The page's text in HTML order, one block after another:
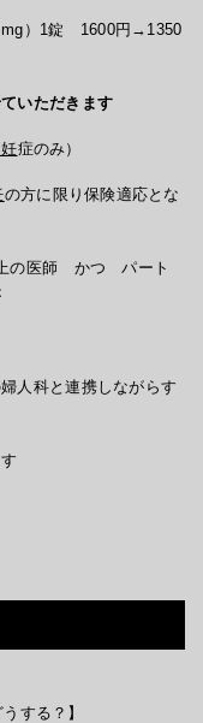
mg）1錠 1600円→1350
いただきます
症のみ）
の方に限り保険適応とな
の医師 かつ パート
人科と連携しながらす
する？】